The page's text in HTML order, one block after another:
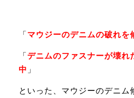
「マウジーのデニムの破れを
「デニムのファスナーが壊れ
中 」
といった、マウジーのデニム